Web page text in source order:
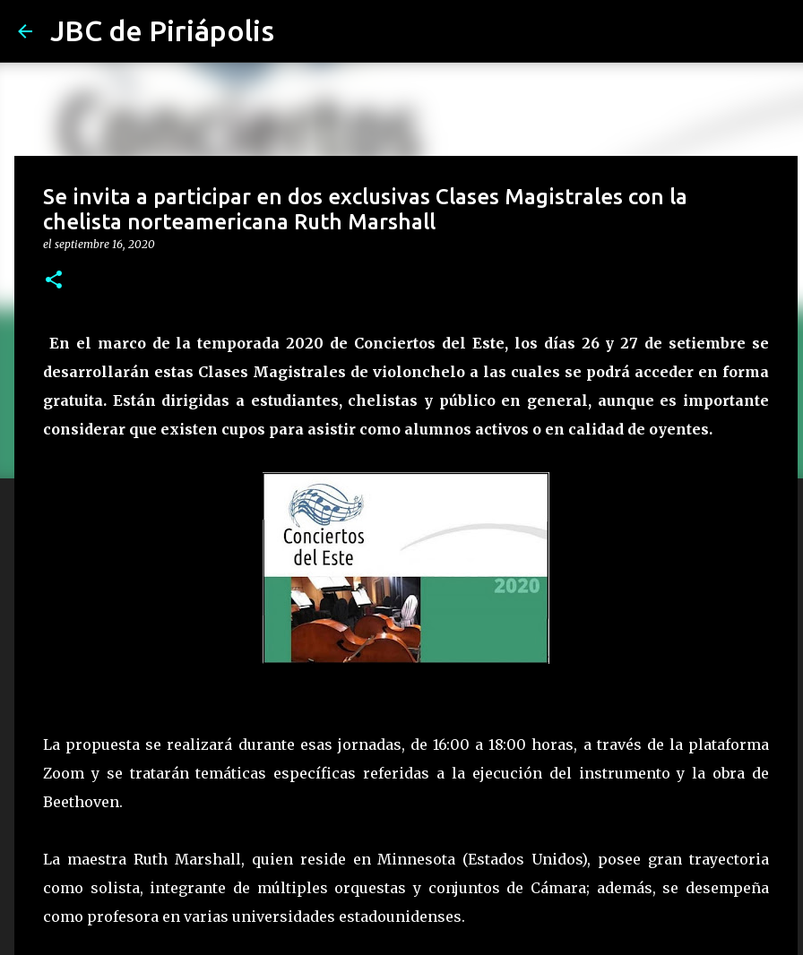
JBC de Piriápolis
Se invita a participar en dos exclusivas Clases Magistrales con la
chelista norteamericana Ruth Marshall
el septiembre 16, 2020
En el marco de la temporada 2020 de Conciertos del Este, los días 26 y 27 de setiembre se
desarrollarán estas Clases Magistrales de violonchelo a las cuales se podrá acceder en forma
gratuita. Están dirigidas a estudiantes, chelistas y público en general, aunque es importante
considerar que existen cupos para asistir como alumnos activos o en calidad de oyentes.
La propuesta se realizará durante esas jornadas, de 16:00 a 18:00 horas, a través de la plataforma
Zoom y se tratarán temáticas específicas referidas a la ejecución del instrumento y la obra de
Beethoven.
La maestra Ruth Marshall, quien reside en Minnesota (Estados Unidos), posee gran trayectoria
como solista, integrante de múltiples orquestas y conjuntos de Cámara; además, se desempeña
como profesora en varias universidades estadounidenses.